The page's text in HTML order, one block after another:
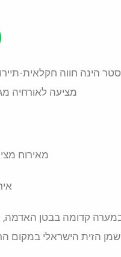
מציעה לאורחיה
מאירוח
קדומה בבטן האדמה,
הזית הישראלי במקום